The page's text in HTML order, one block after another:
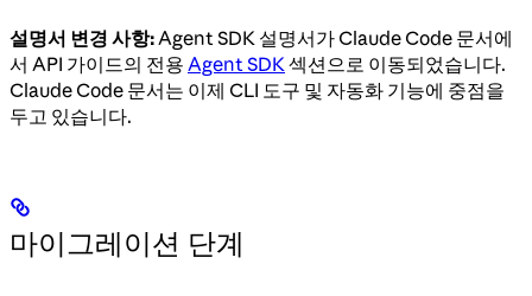
설명서 변경 사항: Agent SDK 설명서가 Claude Code 문서에
서 API 가이드의 전용 Agent SDK 섹션으로 이동되었습니다.
Claude Code 문서는 이제 CLI 도구 및 자동화 기능에 중점을
두고 있습니다.
마이그레이션 단계